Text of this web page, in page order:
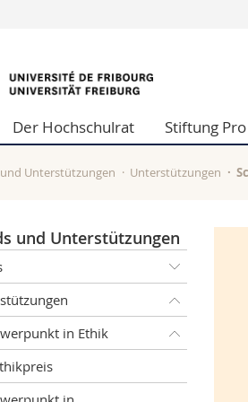
Wirtschafts-
Philosophische
Fak. für
Math.-Nat. und
Der Hochschulrat Stiftung
Unterstützungen Unterstützungen
und Unterstützungen
in Ethik